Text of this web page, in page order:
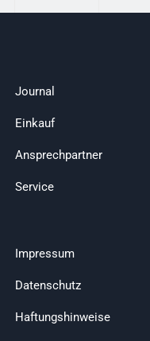
Journal
Einkauf
Ansprechpartner
Service
Impressum
Datenschutz
Haftungshinweise